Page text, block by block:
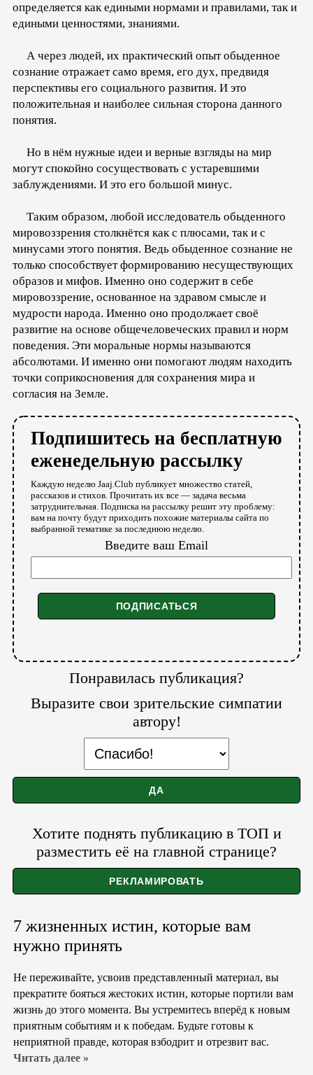
определяется как едиными нормами и правилами, так и
едиными ценностями, знаниями.
А через людей, их практический опыт обыденное
сознание отражает само время, его дух, предвидя
перспективы его социального развития. И это
положительная и наиболее сильная сторона данного
понятия.
Но в нём нужные идеи и верные взгляды на мир
могут спокойно сосуществовать с устаревшими
заблуждениями. И это его большой минус.
Таким образом, любой исследователь обыденного
мировоззрения столкнётся как с плюсами, так и с
минусами этого понятия. Ведь обыденное сознание не
только способствует формированию несуществующих
образов и мифов. Именно оно содержит в себе
мировоззрение, основанное на здравом смысле и
мудрости народа. Именно оно продолжает своё
развитие на основе общечеловеческих правил и норм
поведения. Эти моральные нормы называются
абсолютами. И именно они помогают людям находить
точки соприкосновения для сохранения мира и
согласия на Земле.
Подпишитесь на бесплатную
еженедельную рассылку
Каждую неделю Jaaj.Club публикует множество статей,
рассказов и стихов. Прочитать их все — задача весьма
затруднительная. Подписка на рассылку решит эту проблему:
вам на почту будут приходить похожие материалы сайта по
выбранной тематике за последнюю неделю.
Введите ваш Email
Понравилась публикация?
Выразите свои зрительские симпатии
автору!
Хотите поднять публикацию в ТОП и
разместить её на главной странице?
7 жизненных истин, которые вам
нужно принять
Не переживайте, усвоив представленный материал, вы
прекратите бояться жестоких истин, которые портили вам
жизнь до этого момента. Вы устремитесь вперёд к новым
приятным событиям и к победам. Будьте готовы к
неприятной правде, которая взбодрит и отрезвит вас.
Читать далее »